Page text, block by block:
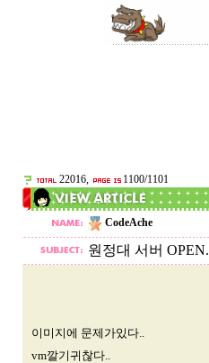
22016, 1100/1101
CodeAche
원정대 서버 OPEN.
이미지에 문제가있다..
vm깔기귀찮다..